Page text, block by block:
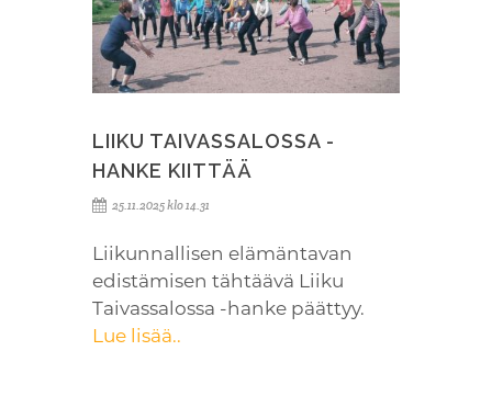
LIIKU TAIVASSALOSSA -
HANKE KIITTÄÄ
25.11.2025 klo 14.31
Liikunnallisen elämäntavan
edistämisen tähtäävä Liiku
Taivassalossa -hanke päättyy.
Lue lisää..